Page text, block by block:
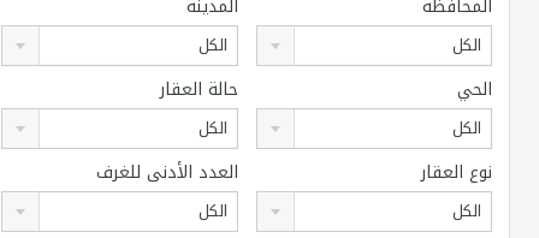
المحافظة
الكل
المدينة
الكل
الحي
الكل
حالة العقار
الكل
نوع العقار
الكل
العدد الأدنى للغرف
الكل